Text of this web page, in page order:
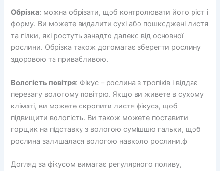
Обрізка: можна обрізати, щоб контролювати його ріст і
форму. Ви можете видалити сухі або пошкоджені листя
та гілки, які ростуть занадто далеко від основної
рослини. Обрізка також допомагає зберегти рослину
здоровою та привабливою.
Вологість повітря: Фікус – рослина з тропіків і віддає
перевагу вологому повітрю. Якщо ви живете в сухому
кліматі, ви можете окропити листя фікуса, щоб
підвищити вологість. Ви також можете поставити
горщик на підставку з вологою сумішшю гальки, щоб
рослина залишалася вологою навколо рослини.ф
Догляд за фікусом вимагає регулярного поливу,